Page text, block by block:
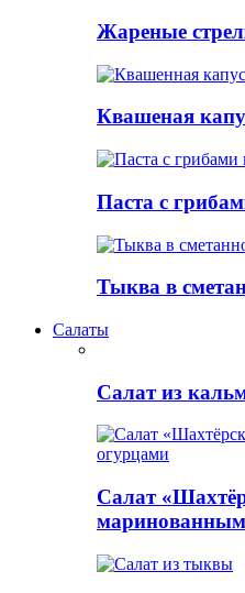
Жареные
Квашеная
Паста с
Тыква в
Салаты
Салат из
Салат